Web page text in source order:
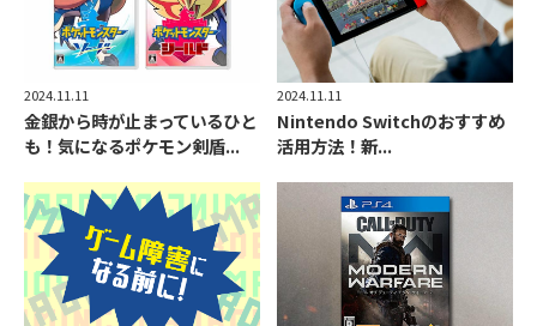
2024.11.11
金銀から時が止まっているひと
も！気になるポケモン剣盾...
2024.11.11
Nintendo Switchのおすすめ
活用方法！新...